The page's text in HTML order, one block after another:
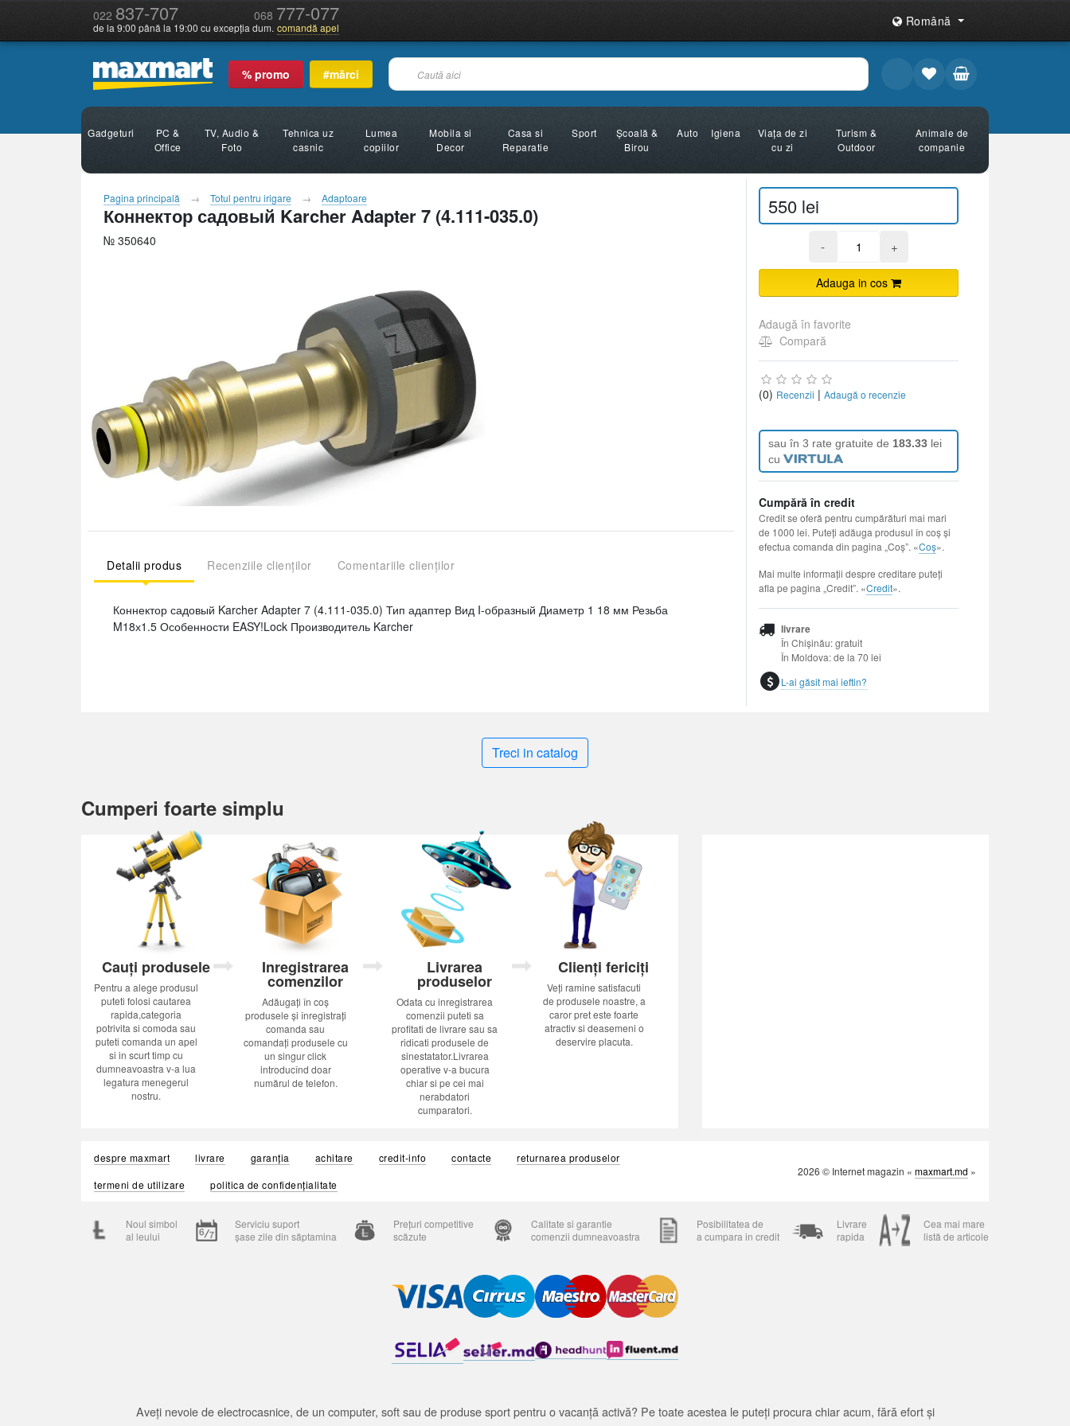
022 837-707 068 777-077
de la 9:00 până la 19:00 cu excepția dum. comandă apel Română
% promo #mărci
Gadgeturi
PC &
Office
TV, Audio &
Foto
Tehnica uz
casnic
Lumea
copiilor
Mobila si
Decor
Casa si
Reparatie
Sport
Şcoală &
Birou
Auto Igiena
Viața de zi
cu zi
Turism &
Outdoor
Animale de
companie
Pagina principală Totul pentru irigare Adaptoare
Коннектор садовый Karcher Adapter 7 (4.111-035.0)
№ 350640
Detalii produs Recenziile clienților Comentariile clienților
Коннектор садовый Karcher Adapter 7 (4.111-035.0) Тип адаптер Вид I-образный Диаметр 1 18 мм Резьба
M18х1.5 Особенности EASY!Lock Производитель Karcher
550 lei
- +
Adauga in cos
Adaugă în favorite
Compară
(0) Recenzii | Adaugă o recenzie
sau în 3 rate gratuite de 183.33 lei
cu
Cumpără în credit
Credit se oferă pentru cumpărături mai mari
de 1000 lei. Puteți adăuga produsul în coș și
efectua comanda din pagina „Coș”. «Coș».
Mai multe informații despre creditare puteți
afla pe pagina „Credit”. «Credit».
livrare
În Chișinău: gratuit
În Moldova: de la 70 lei
L-ai găsit mai ieftin?
Treci in catalog
Cumperi foarte simplu
Cauți produsele
Pentru a alege produsul
puteti folosi cautarea
rapida,categoria
potrivita si comoda sau
puteti comanda un apel
si in scurt timp cu
dumneavoastra v-a lua
legatura menegerul
nostru.
Inregistrarea
comenzilor
Adăugați în coș
produsele și înregistrați
comanda sau
comandați produsele cu
un singur click
introducînd doar
numărul de telefon.
Livrarea
produselor
Odata cu inregistrarea
comenzii puteti sa
profitati de livrare sau sa
ridicati produsele de
sinestatator.Livrarea
operative v-a bucura
chiar si pe cei mai
nerabdatori
cumparatori.
Clienți fericiți
Veți ramine satisfacuti
de produsele noastre, a
caror pret este foarte
atractiv si deasemeni o
deservire placuta.
despre maxmart livrare garanția achitare credit-info contacte
returnarea produselor
termeni de utilizare
politica de confidențialitate
2026 © Internet magazin « maxmart.md »
Noul simbol
al leului
Serviciu suport
șase zile din săptamina
Prețuri competitive
scăzute
Calitate si garantie
comenzii dumneavoastra
Posibilitatea de
a cumpara in credit
Livrare
rapida
Cea mai mare
listă de articole
Aveți nevoie de electrocasnice, de un computer, soft sau de produse sport pentru o vacanță activă? Pe toate acestea le puteți procura chiar acum, fără efort și